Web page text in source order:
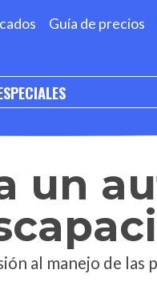
Guía de precios
un
al manejo de las